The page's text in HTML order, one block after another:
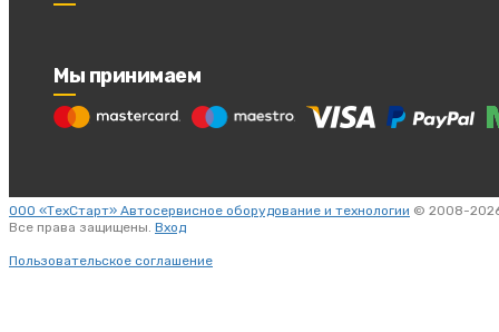
Мы принимаем
ООО «ТехСтарт» Автосервисное оборудование и технологии © 2008-
Все права защищены. Вход
Пользовательское соглашение